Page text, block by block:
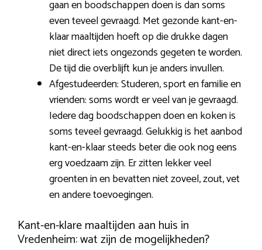
gaan en boodschappen doen is dan soms
even teveel gevraagd. Met gezonde kant-en-
klaar maaltijden hoeft op die drukke dagen
niet direct iets ongezonds gegeten te worden.
De tijd die overblijft kun je anders invullen.
Afgestudeerden: Studeren, sport en familie en
vrienden: soms wordt er veel van je gevraagd.
Iedere dag boodschappen doen en koken is
soms teveel gevraagd. Gelukkig is het aanbod
kant-en-klaar steeds beter die ook nog eens
erg voedzaam zijn. Er zitten lekker veel
groenten in en bevatten niet zoveel, zout, vet
en andere toevoegingen.
Kant-en-klare maaltijden aan huis in
Vredenheim: wat zijn de mogelijkheden?